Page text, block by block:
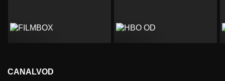
CANALVOD